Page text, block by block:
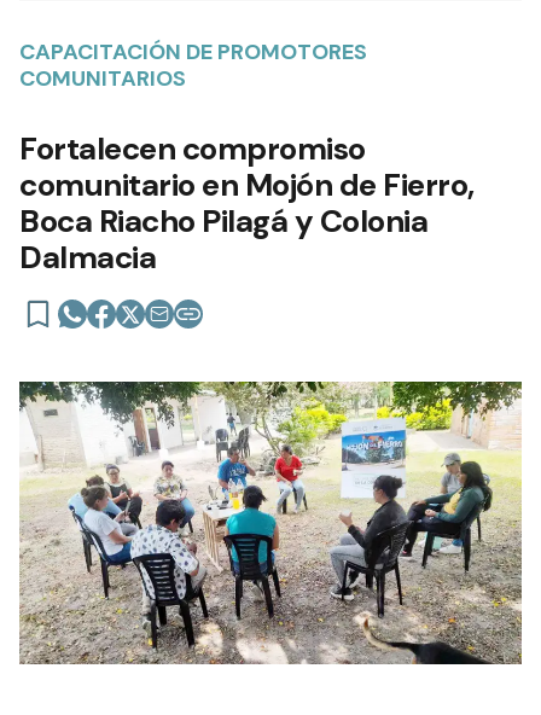
CAPACITACIÓN DE PROMOTORES
COMUNITARIOS
Fortalecen compromiso
comunitario en Mojón de Fierro,
Boca Riacho Pilagá y Colonia
Dalmacia